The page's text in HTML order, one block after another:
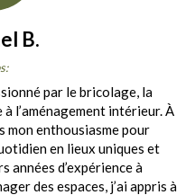
B.
par le bricolage, la
l’aménagement intérieur. À
mon enthousiasme pour
en lieux uniques et
années d’expérience à
des espaces, j’ai appris à